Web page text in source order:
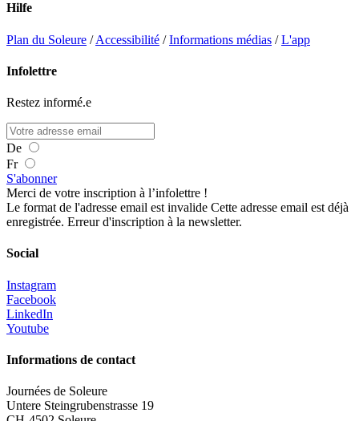
Hilfe
Plan du Soleure /Accessibilité /Informations médias /L'app
Infolettre
Restez informé.e
De
Fr
S'abonner
Merci de votre inscription à l’infolettre !
Le format de l'adresse email est invalide Cette adresse email est déjà
enregistrée. Erreur d'inscription à la newsletter.
Social
Instagram
Facebook
LinkedIn
Youtube
Informations de contact
Journées de Soleure
Untere Steingrubenstrasse 19